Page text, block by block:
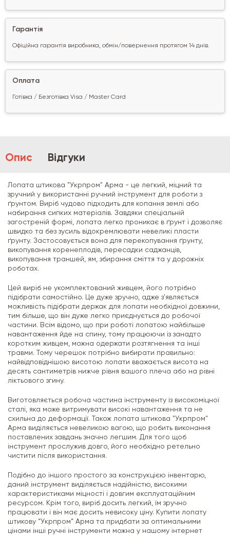
Гарантія
Офіційна гарантія виробника, обмін/повернення протягом 14 днів.
Оплата
Готівка / Безготівка Visa / Master Card
Опис Відгуки
Лопата штикова "Укрпром" Арма - це легкий, міцний та
зручний у використанні ручний інструмент для роботи з
ґрунтом. Виріб чудово підходить для копання землі або
набирання сипких матеріалів. Завдяки спеціальній
загостреній формі, лопата легко проникає в ґрунт і дозволяє
швидко та без зусиль відокремлювати невеликі пласти
ґрунту. Застосовується вона для перекопування ґрунту,
викопування коренеплодів, пересадки саджанців,
викопування траншей, ям, збирання сміття та у дорожніх
роботах.
Цей виріб не укомплектований живцем, його потрібно
підібрати самостійно. Це дуже зручно, адже з'являється
можливість підібрати держак для лопати необхідної довжини,
тим більше, що він дуже легко приєднується до робочої
частини. Всім відомо, що при роботі лопатою найбільше
навантаження йде на спину, тому працюючи із занадто
коротким живцем, можна одержати розтягнення та інші
травми. Тому черешок потрібно вибирати правильно:
найвідповіднішою висотою лопати вважається висота на
десять сантиметрів нижче рівня вашого плеча або на рівні
ліктьового згину.
Виготовляється робоча частина інструменту із високоміцної
сталі, яка може витримувати високі навантаження та не
схильна до деформації. Також лопата штикова "Укрпром"
Арма виділяється невеликою вагою, що робить виконання
поставлених завдань значно легшим. Для того щоб
інструмент прослужив довго, його необхідно ретельно
чистити після використання.
Подібно до іншого простого за конструкцією інвентарю,
даний інструмент виділяється надійністю, високими
характеристиками міцності і довгим експлуатаційним
ресурсом. Крім того, виріб досить легкий, їм зручно
працювати і він має досить невисоку ціну. Купити лопату
штикову “Укрпром” Арма та придбати за оптимальними
цінами інші ручні інструменти можна у нашому інтернет